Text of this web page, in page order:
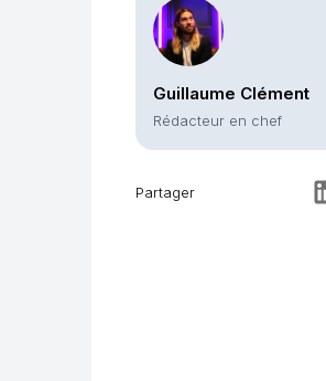
Guillaume Clément
Rédacteur en chef
Partager